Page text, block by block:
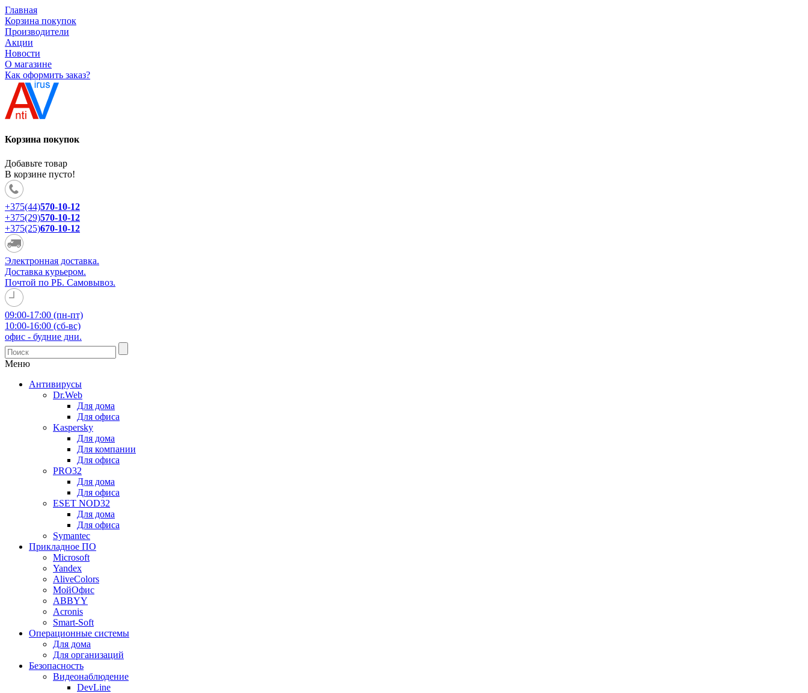
Главная
Корзина покупок
Производители
Акции
Новости
О магазине
Как оформить заказ?
Корзина покупок
Добавьте товар
В корзине пусто!
+375(44)570-10-12
+375(29)570-10-12
+375(25)670-10-12
Электронная доставка.
Доставка курьером.
Почтой по РБ. Самовывоз.
09:00-17:00 (пн-пт)
10:00-16:00 (сб-вс)
офис - будние дни.
Меню
Антивирусы
Dr.Web
Для дома
Для офиса
Kaspersky
Для дома
Для компании
Для офиса
PRO32
Для дома
Для офиса
ESET NOD32
Для дома
Для офиса
Symantec
Прикладное ПО
Microsoft
Yandex
AliveColors
МойОфис
ABBYY
Acronis
Smart-Soft
Операционные системы
Для дома
Для организаций
Безопасность
Видеонаблюдение
DevLine